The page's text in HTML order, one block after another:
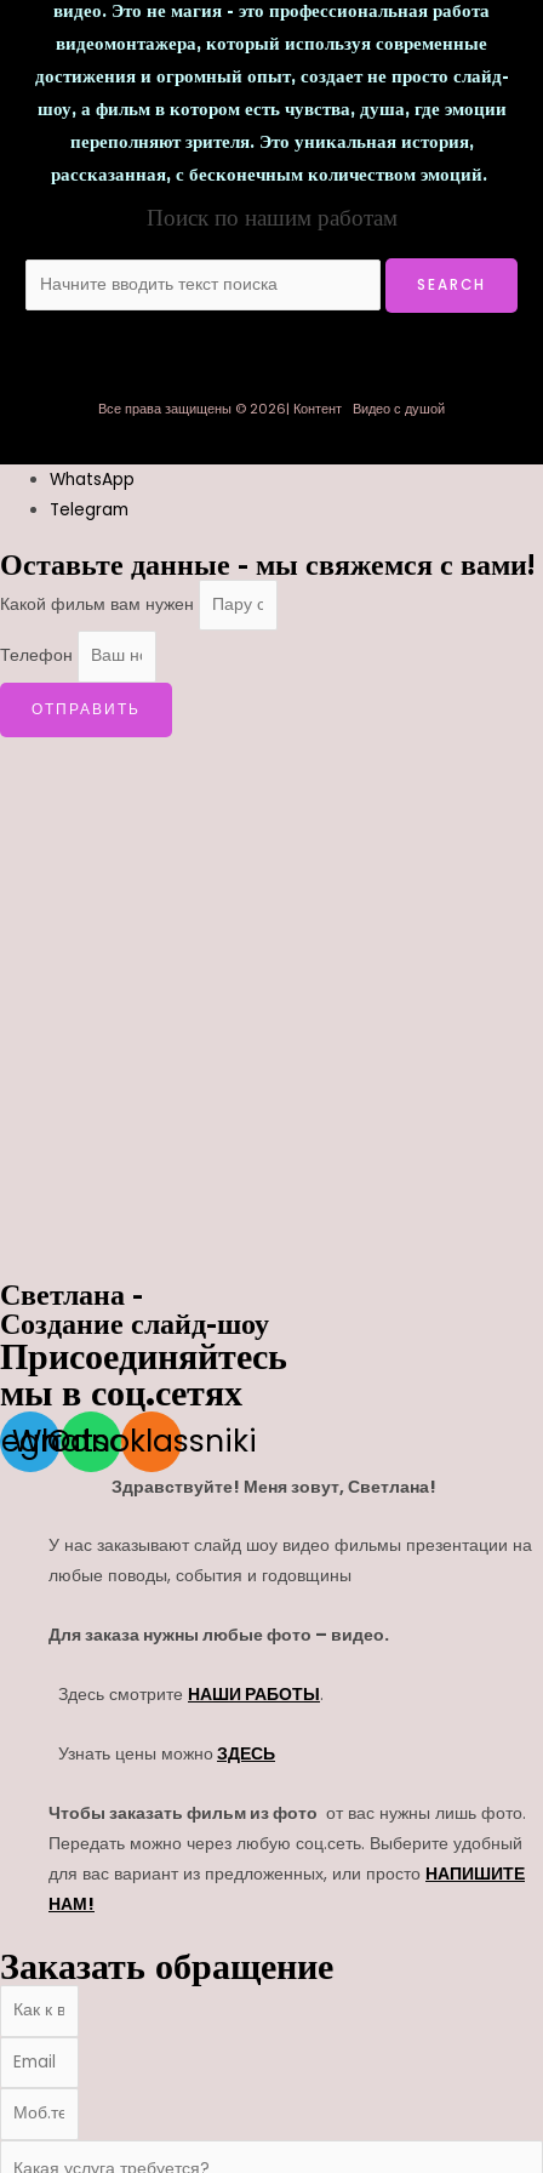
видео. Это не магия - это профессиональная работа
видеомонтажера, который используя современные
достижения и огромный опыт, создает не просто слайд-
шоу, а фильм в котором есть чувства, душа, где эмоции
переполняют зрителя. Это уникальная история,
рассказанная, с бесконечным количеством эмоций.
Поиск по нашим работам
Все права защищены © 2026| Контент Видео с душой
WhatsApp
Telegram
Оставьте данные - мы свяжемся с вами!
Какой фильм вам нужен
Телефон
ОТПРАВИТЬ
Светлана -
Создание слайд-шоу
Присоединяйтесь
мы в соц.сетях
Whatsapp
Odnoklassniki
Здравствуйте! Меня зовут, Светлана!
У нас заказывают слайд шоу видео фильмы презентации на
любые поводы, события и годовщины
Для заказа нужны любые фото – видео.
Здесь смотрите НАШИ РАБОТЫ.
Узнать цены можноЗДЕСЬ
Чтобы заказать фильм из фото от вас нужны лишь фото.
Передать можно через любую соц.сеть. Выберите удобный
для вас вариант из предложенных, или просто НАПИШИТЕ
НАМ!
Заказать обращение